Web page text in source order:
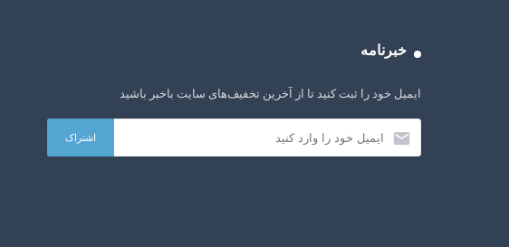
خبرنامه
ایمیل خود را ثبت کنید تا از آخرین تخفیف‌های سایت باخبر باشید